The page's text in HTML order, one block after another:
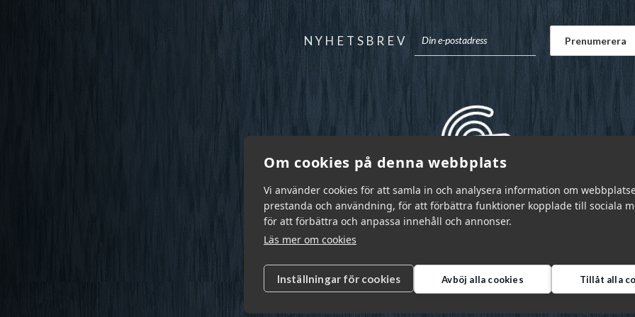
Om cookies på denna webbplats
Vi använder cookies för att samla in och analysera information om
prestanda och användning, för att förbättra funktioner kopplade till sociala
för att förbättra och anpassa innehåll och annonser.
Läs mer om cookies
Inställningar för cookies Avböj alla cookies Tillåt alla
NYHETSBREV
Garnr Sverige AB © 2026 | info@garnr.se 031 - 92